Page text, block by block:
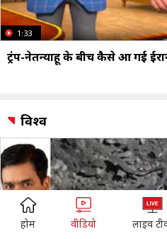
1:33
ट्रंप-नेतन्याहू के बीच कैसे आ गई
विश्व
होम वीडियो लाइव